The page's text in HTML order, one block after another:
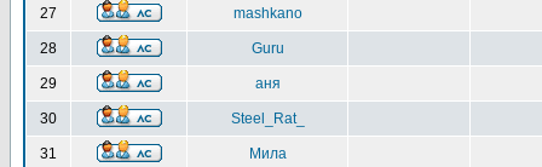
27 mashkano
28 Guru
29 аня
30 Steel_Rat_
31 Мила